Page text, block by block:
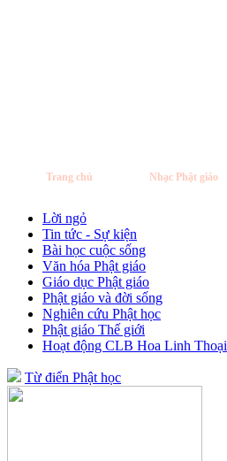
Trang chủ Nhạc Phật giáo
Lời ngỏ
Tin tức - Sự kiện
Bài học cuộc sống
Văn hóa Phật giáo
Giáo dục Phật giáo
Phật giáo và đời sống
Nghiên cứu Phật học
Phật giáo Thế giới
Hoạt động CLB Hoa Linh Thoại
Từ điển Phật học